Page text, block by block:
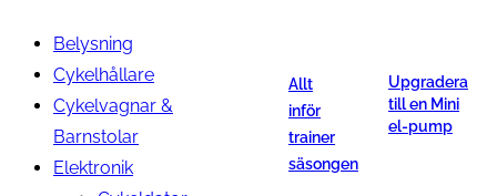
Belysning
Cykelhållare
Cykelvagnar &
Barnstolar
Elektronik
Allt
inför
trainer
säsongen
Upgradera
till en Mini
el-pump